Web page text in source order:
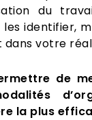
du
identifier,
votre
de
la plus